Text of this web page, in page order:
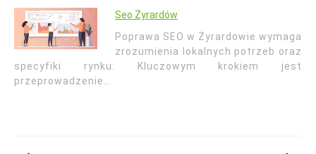
Seo Żyrardów
Poprawa SEO w Żyrardowie wymaga
zrozumienia lokalnych potrzeb oraz
specyfiki rynku. Kluczowym krokiem jest
przeprowadzenie…